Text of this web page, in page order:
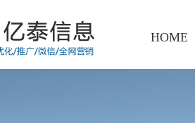
HOME